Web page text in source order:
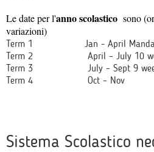
Le date per l'anno scolastico sono
variazioni)
Term 1 Jan - April
Term 2 April – July 10
Term 3 July – Sept 9 weeks
Term 4 Oct – Nov
Sistema Scolastico